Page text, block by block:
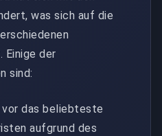
was sich auf die
Einige der
sind:
vor das beliebteste
aufgrund des